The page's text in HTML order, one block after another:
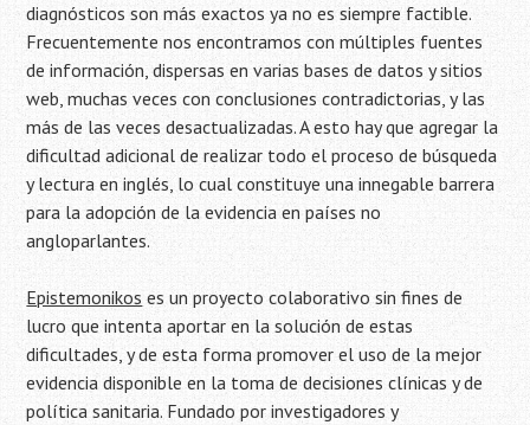
diagnósticos son más exactos ya no es siempre factible.
Frecuentemente nos encontramos con múltiples fuentes
de información, dispersas en varias bases de datos y sitios
web, muchas veces con conclusiones contradictorias, y las
más de las veces desactualizadas. A esto hay que agregar la
dificultad adicional de realizar todo el proceso de búsqueda
y lectura en inglés, lo cual constituye una innegable barrera
para la adopción de la evidencia en países no
angloparlantes.
Epistemonikos es un proyecto colaborativo sin fines de
lucro que intenta aportar en la solución de estas
dificultades, y de esta forma promover el uso de la mejor
evidencia disponible en la toma de decisiones clínicas y de
política sanitaria. Fundado por investigadores y